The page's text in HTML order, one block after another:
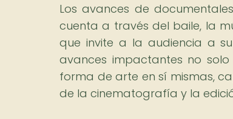
Los avances de
cuenta a través del baile, la
que invite a la audiencia a
avances impactantes no
forma de arte en sí mismas,
de la cinematografía y la